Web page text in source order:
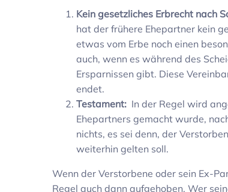
Kein gesetz­li­ches Erbrecht nach
hat der frühere Ehepartner kein
etwas vom Erbe noch einen
auch, wenn es während des
Erspar­nissen gibt. Diese
endet.
Testa­ment: In der Regel wird
Ehepart­ners gemacht wurde,
nichts, es sei denn, der
weiterhin gelten soll.
Wenn der Verstor­bene oder sein Ex-
Regel auch dann aufge­hoben. Wer